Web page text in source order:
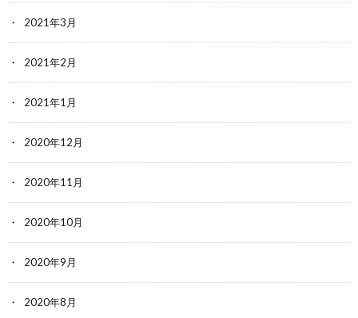
2021年3月
2021年2月
2021年1月
2020年12月
2020年11月
2020年10月
2020年9月
2020年8月